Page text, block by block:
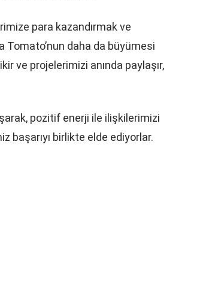
para kazandırmak ve
daha da büyümesi
ve projelerimizi anında paylaşır,
pozitif enerji ile ilişkilerimizi
başarıyı birlikte elde ediyorlar.